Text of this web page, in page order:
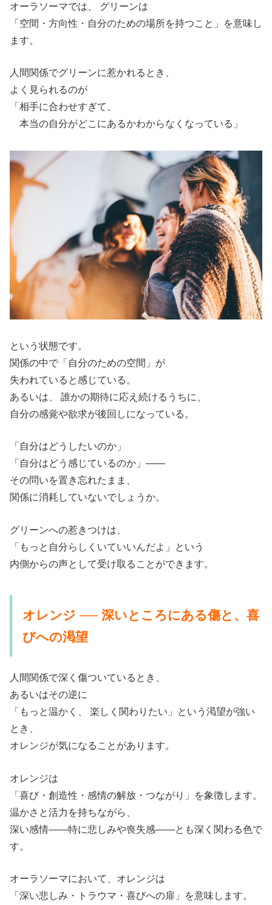
オーラソーマでは、 グリーンは
「空間・方向性・自分のための場所を持つこと」を意味し
ます。
人間関係でグリーンに惹かれるとき、
よく見られるのが
「相手に合わせすぎて、
本当の自分がどこにあるかわからなくなっている」
という状態です。
関係の中で「自分のための空間」が
失われていると感じている。
あるいは、 誰かの期待に応え続けるうちに、
自分の感覚や欲求が後回しになっている。
「自分はどうしたいのか」
「自分はどう感じているのか」——
その問いを置き忘れたまま、
関係に消耗していないでしょうか。
グリーンへの惹きつけは、
「もっと自分らしくいていいんだよ」という
内側からの声として受け取ることができます。
オレンジ ── 深いところにある傷と、喜
びへの渇望
人間関係で深く傷ついているとき、
あるいはその逆に
「もっと温かく、 楽しく関わりたい」という渇望が強い
とき、
オレンジが気になることがあります。
オレンジは
「喜び・創造性・感情の解放・つながり」を象徴します。
温かさと活力を持ちながら、
深い感情——特に悲しみや喪失感——とも深く関わる色で
す。
オーラソーマにおいて、オレンジは
「深い悲しみ・トラウマ・喜びへの扉」を意味します。